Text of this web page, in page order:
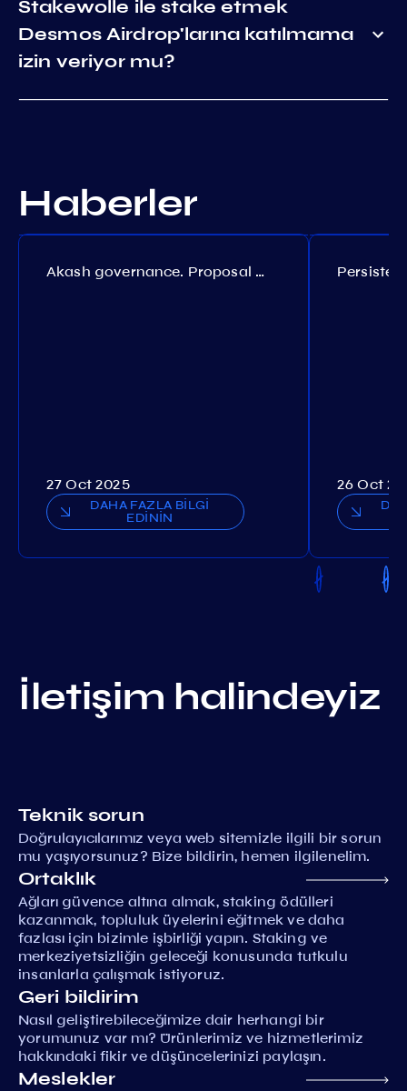
Stakewolle ile stake etmek
Desmos Airdrop'larına katılmama
izin veriyor mu?
Haberler
Akash governance. Proposal №308
27 Oct 2025
DAHA FAZLA BİLGİ
EDİNİN
26 Oct
İletişim halindeyiz
Teknik sorun
Doğrulayıcılarımız veya web sitemizle ilgili bir sorun
mu yaşıyorsunuz? Bize bildirin, hemen ilgilenelim.
Ortaklık
Ağları güvence altına almak, staking ödülleri
kazanmak, topluluk üyelerini eğitmek ve daha
fazlası için bizimle işbirliği yapın. Staking ve
merkeziyetsizliğin geleceği konusunda tutkulu
insanlarla çalışmak istiyoruz.
Geri bildirim
Nasıl geliştirebileceğimize dair herhangi bir
yorumunuz var mı? Ürünlerimiz ve hizmetlerimiz
hakkındaki fikir ve düşüncelerinizi paylaşın.
Meslekler